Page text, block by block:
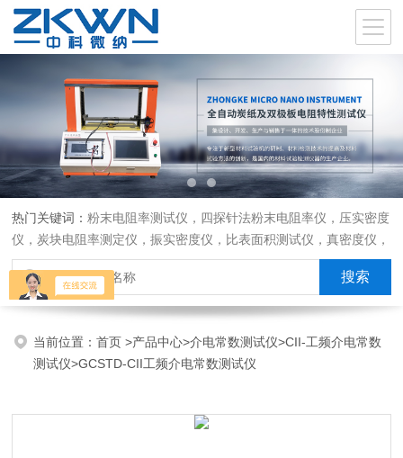
热门关键词：粉末电阻率测试仪，四探针法粉末电阻率仪，压实密度
仪，炭块电阻率测定仪，振实密度仪，比表面积测试仪，真密度仪，
炭块热膨胀仪，炭块透气率仪，炭块二氧化碳反应测定仪
当前位置：首页>产品中心>介电常数测试仪>CII-工频介电常数
测试仪>GCSTD-CII工频介电常数测试仪